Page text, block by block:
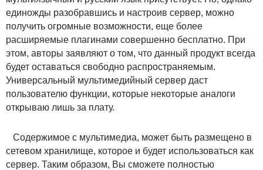
единожды разобравшись и настроив сервер, можно
получить огромные возможности, еще более
расширяемые плагинами совершенно бесплатно. При
этом, авторы заявляют о том, что данный продукт всегда
будет оставаться свободно распространяемым.
Универсальный мультимедийный сервер даст
пользователю функции, которые некоторые аналоги
открываю лишь за плату.
Содержимое с мультимедиа, может быть размещено в
сетевом хранилище, которое и будет использоваться как
сервер. Таким образом, Вы сможете полностью